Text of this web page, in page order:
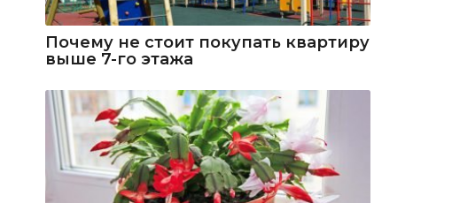
Почему не стоит покупать квартиру
выше 7-го этажа